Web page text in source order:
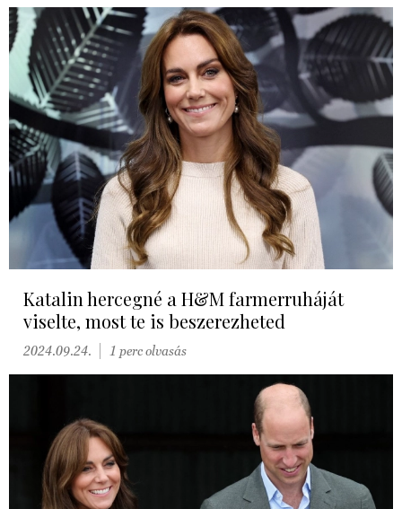
Katalin hercegné a H&M farmerruháját
viselte, most te is beszerezheted
2024.09.24. 1 perc olvasás